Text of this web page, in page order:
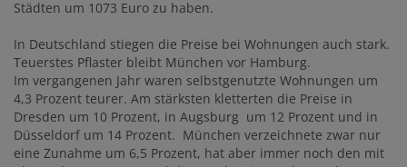
Städten um 1073 Euro zu haben.
In Deutschland stiegen die Preise bei Wohnungen auch stark.
Teuerstes Pflaster bleibt München vor Hamburg.
Im vergangenen Jahr waren selbstgenutzte Wohnungen um
4,3 Prozent teurer. Am stärksten kletterten die Preise in
Dresden um 10 Prozent, in Augsburg um 12 Prozent und in
Düsseldorf um 14 Prozent. München verzeichnete zwar nur
eine Zunahme um 6,5 Prozent, hat aber immer noch den mit